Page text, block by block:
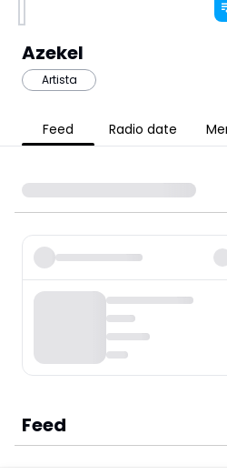
Azekel
Artista
Feed Radio date
Feed